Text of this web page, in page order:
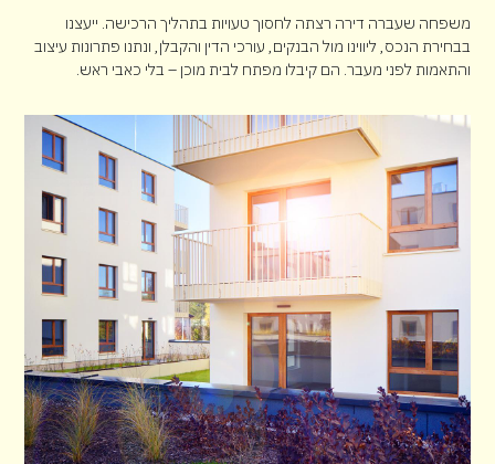
משפחה שעברה דירה רצתה לחסוך טעויות בתהליך הרכישה. ייעצנו
בבחירת הנכס, ליווינו מול הבנקים, עורכי הדין והקבלן, ונתנו פתרונות עיצוב
והתאמות לפני מעבר. הם קיבלו מפתח לבית מוכן – בלי כאבי ראש.